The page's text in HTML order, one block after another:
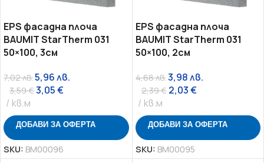
EPS фасадна плоча
BAUMIT StarTherm 031
50×100, 3см
7,02лв.5,96лв.
3,59€3,05€
кв.м
ДОБАВИ ЗА ОФЕРТА
SKU: BM00096
EPS фасадна плоча
BAUMIT StarTherm 031
50×100, 2см
4,68лв.3,98лв.
2,39€ 2,03€
кв.м
ДОБАВИ ЗА ОФЕРТА
SKU: BM00095